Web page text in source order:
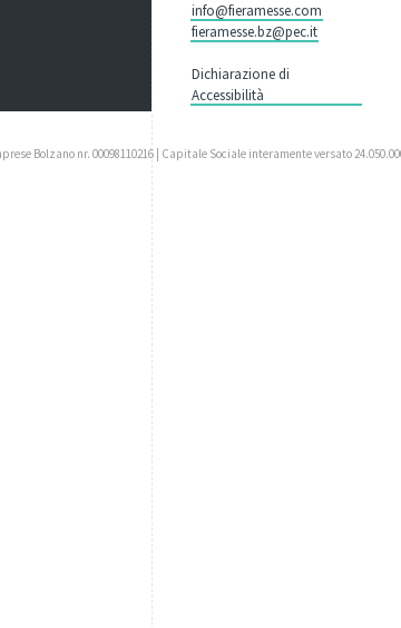
info@fieramesse.com
fieramesse.bz@pec.it
Dichiarazione di
Accessibilità
Bolzano nr. 00098110216 | Capitale Sociale interamente versato